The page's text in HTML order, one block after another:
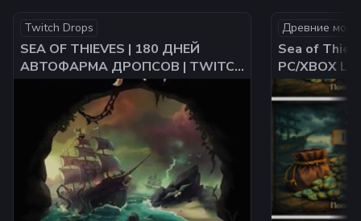
Twitch Drops
SEA OF THIEVES | 180 ДНЕЙ
АВТОФАРМА ДРОПСОВ | TWITCH
DROPS
Древние
Sea of
PC/XBOX